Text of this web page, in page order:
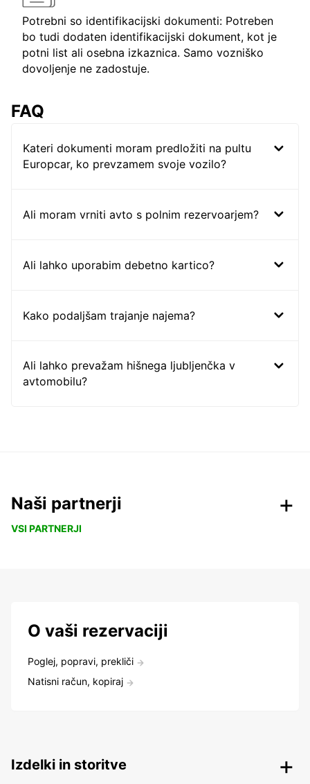
Potrebni so identifikacijski dokumenti: Potreben
bo tudi dodaten identifikacijski dokument, kot je
potni list ali osebna izkaznica. Samo vozniško
dovoljenje ne zadostuje.
FAQ
Kateri dokumenti moram predložiti na pultu
Europcar, ko prevzamem svoje vozilo?
Ali moram vrniti avto s polnim rezervoarjem?
Ali lahko uporabim debetno kartico?
Kako podaljšam trajanje najema?
Ali lahko prevažam hišnega ljubljenčka v
avtomobilu?
Naši partnerji
VSI PARTNERJI
O vaši rezervaciji
Poglej, popravi, prekliči
Natisni račun, kopiraj
Izdelki in storitve